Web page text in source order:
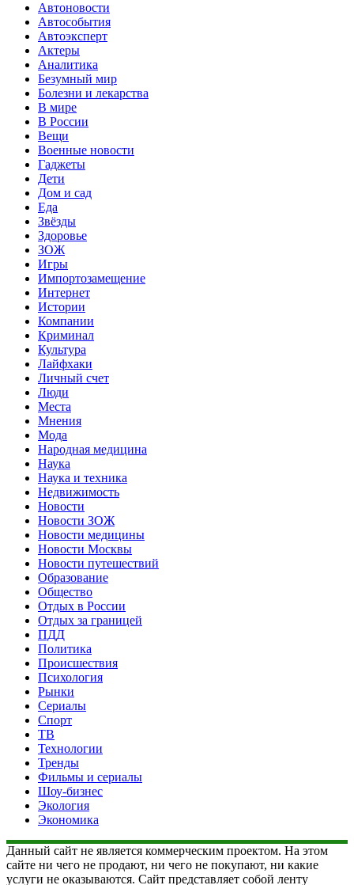
Автоновости
Автособытия
Автоэксперт
Актеры
Аналитика
Безумный мир
Болезни и лекарства
В мире
В России
Вещи
Военные новости
Гаджеты
Дети
Дом и сад
Еда
Звёзды
Здоровье
ЗОЖ
Игры
Импортозамещение
Интернет
Истории
Компании
Криминал
Культура
Лайфхаки
Личный счет
Люди
Места
Мнения
Мода
Народная медицина
Наука
Наука и техника
Недвижимость
Новости
Новости ЗОЖ
Новости медицины
Новости Москвы
Новости путешествий
Образование
Общество
Отдых в России
Отдых за границей
ПДД
Политика
Происшествия
Психология
Рынки
Сериалы
Спорт
ТВ
Технологии
Тренды
Фильмы и сериалы
Шоу-бизнес
Экология
Экономика
Данный сайт не является коммерческим проектом. На этом
сайте ни чего не продают, ни чего не покупают, ни какие
услуги не оказываются. Сайт представляет собой ленту